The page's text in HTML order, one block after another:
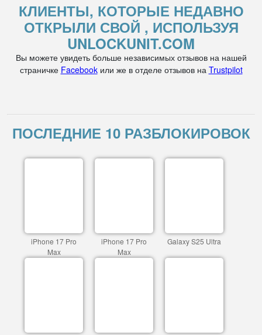
КЛИЕНТЫ, КОТОРЫЕ НЕДАВНО
ОТКРЫЛИ СВОЙ , ИСПОЛЬЗУЯ
UNLOCKUNIT.COM
Вы можете увидеть больше независимых отзывов на нашей
страничке Facebookили же в отделе отзывов на Trustpilot
ПОСЛЕДНИЕ 10 РАЗБЛОКИРОВОК
iPhone 17 Pro
Max
iPhone 17 Pro
Max
Galaxy S25 Ultra